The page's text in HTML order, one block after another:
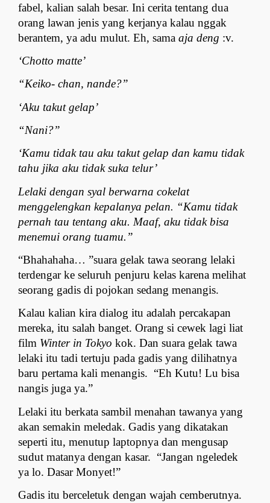
fabel, kalian salah besar. Ini cerita tentang dua
orang lawan jenis yang kerjanya kalau nggak
berantem, ya adu mulut. Eh, sama aja deng :v.
‘Chotto matte’
“Keiko- chan, nande?”
‘Aku takut gelap’
“Nani?”
‘Kamu tidak tau aku takut gelap dan kamu tidak
tahu jika aku tidak suka telur’
Lelaki dengan syal berwarna cokelat
menggelengkan kepalanya pelan. “Kamu tidak
pernah tau tentang aku. Maaf, aku tidak bisa
menemui orang tuamu.”
“Bhahahaha… ”suara gelak tawa seorang lelaki
terdengar ke seluruh penjuru kelas karena melihat
seorang gadis di pojokan sedang menangis.
Kalau kalian kira dialog itu adalah percakapan
mereka, itu salah banget. Orang si cewek lagi liat
film Winter in Tokyo kok. Dan suara gelak tawa
lelaki itu tadi tertuju pada gadis yang dilihatnya
baru pertama kali menangis.  “Eh Kutu! Lu bisa
nangis juga ya.”
Lelaki itu berkata sambil menahan tawanya yang
akan semakin meledak. Gadis yang dikatakan
seperti itu, menutup laptopnya dan mengusap
sudut matanya dengan kasar.  “Jangan ngeledek
ya lo. Dasar Monyet!”
Gadis itu berceletuk dengan wajah cemberutnya.